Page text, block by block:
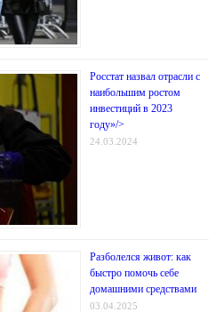
Росстат назвал отрасли с
наибольшим ростом
инвестиций в 2023
году»/>
24.03.2024
Разболелся живот: как
быстро помочь себе
домашними средствами
03.04.2025